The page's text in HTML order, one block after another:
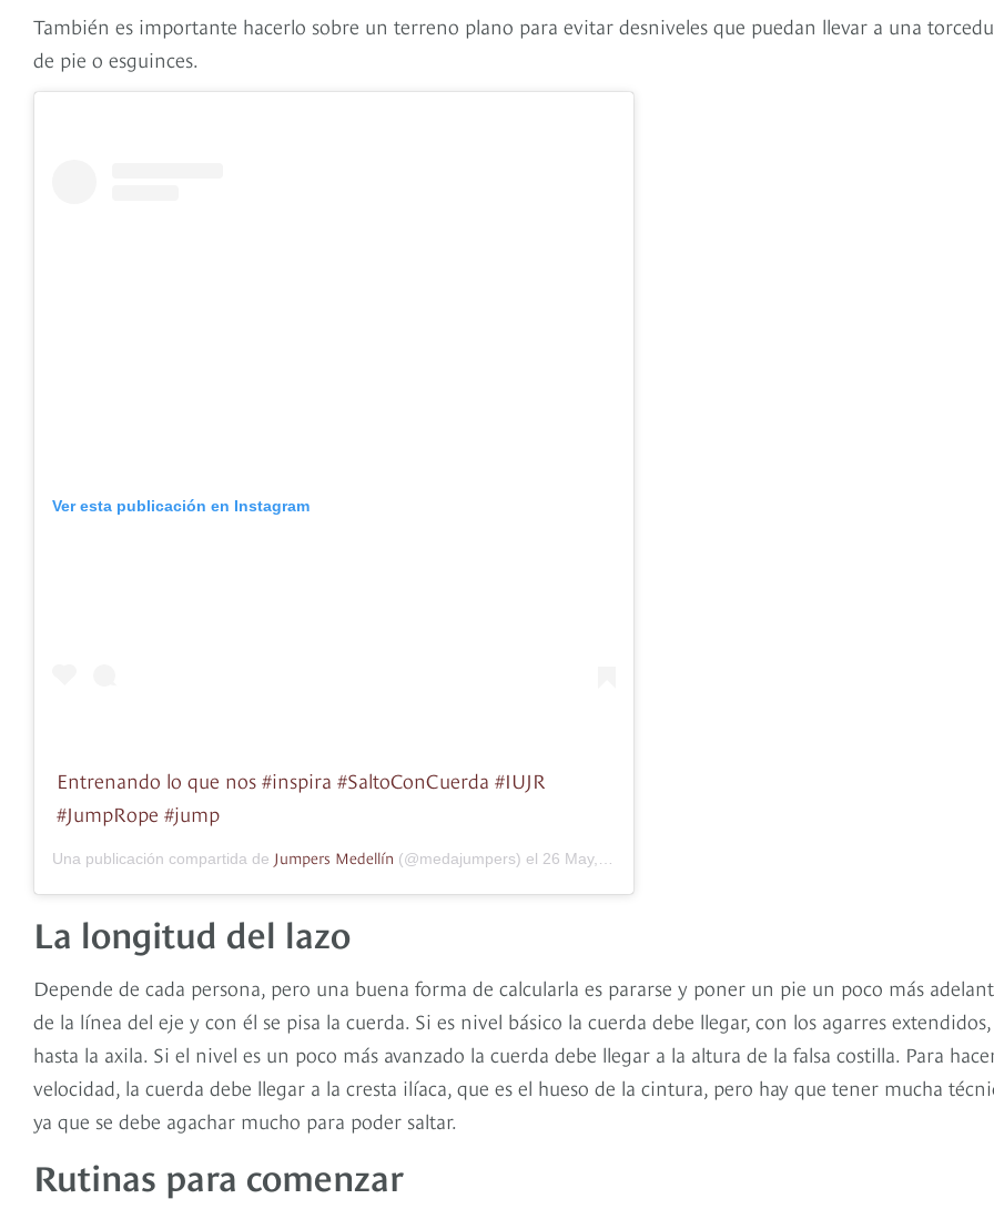
También es importante hacerlo sobre un terreno plano para evitar desniveles que puedan llevar a una
de pie o esguinces.
Ver esta publicación en Instagram
Entrenando lo que nos #inspira #SaltoConCuerda #IUJR
#JumpRope #jump
Una publicación compartida de Jumpers Medellín (@medajumpers) el 26 May, 2019 a las 10:45 PDT
La longitud del lazo
Depende de cada persona, pero una buena forma de calcularla es pararse y poner un pie un poco más
de la línea del eje y con él se pisa la cuerda. Si es nivel básico la cuerda debe llegar, con los agarres extendidos,
hasta la axila. Si el nivel es un poco más avanzado la cuerda debe llegar a la altura de la falsa costilla. Para
velocidad, la cuerda debe llegar a la cresta ilíaca, que es el hueso de la cintura, pero hay que tener mucha
ya que se debe agachar mucho para poder saltar.
Rutinas para comenzar